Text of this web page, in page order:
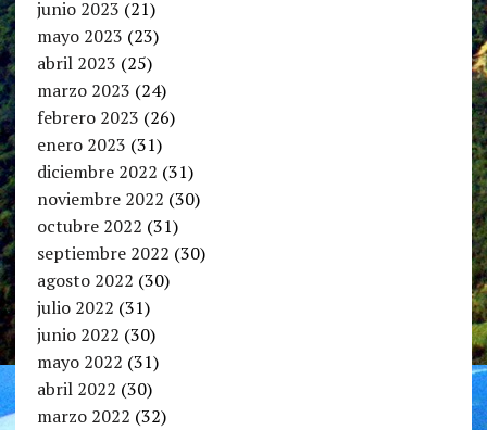
junio 2023 (21)
mayo 2023 (23)
abril 2023 (25)
marzo 2023 (24)
febrero 2023 (26)
enero 2023 (31)
diciembre 2022 (31)
noviembre 2022 (30)
octubre 2022 (31)
septiembre 2022 (30)
agosto 2022 (30)
julio 2022 (31)
junio 2022 (30)
mayo 2022 (31)
abril 2022 (30)
marzo 2022 (32)